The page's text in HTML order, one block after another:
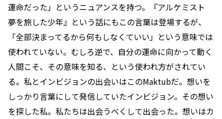
運命だった」というニュアンスを持つ。『アルケミスト
夢を旅した少年』という話にもこの言葉は登場するが、
「全部決まってるから何もしなくていい」という意味では
使われていない。むしろ逆で、自分の運命に向かって動く
人間こそ、その意味を知る、という使われ方がされてい
る。私とインビジョンの出会いはこのMaktubだ。想いを
しっかり言葉にして発信していたインビジョン。その想い
を探した私。私たちは出会うべくして出会った。想いはカ